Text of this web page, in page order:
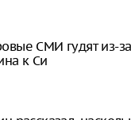
СМИ гудят из-
к Си